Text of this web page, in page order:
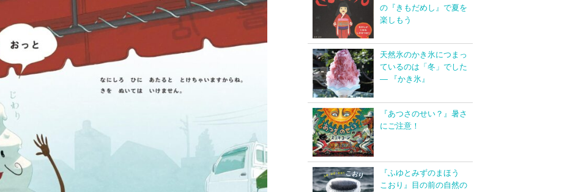
の『きもだめし』で夏を
楽しもう
天然氷のかき氷につまっ
ているのは「冬」でした
― 『かき氷』
『あつさのせい？』暑さ
にご注意！
『ふゆとみずのまほう
こおり』目の前の自然の